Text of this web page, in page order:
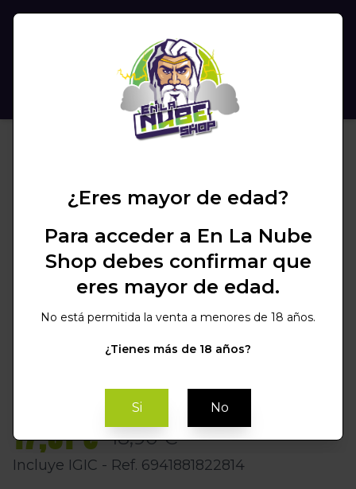
17,01 € 18,90 €
Incluye IGIC - Ref. 6941881822814
¿Eres mayor de edad?
Para acceder a En La Nube
Shop debes confirmar que
eres mayor de edad.
No está permitida la venta a menores de 18 años.
¿Tienes más de 18 años?
Si No